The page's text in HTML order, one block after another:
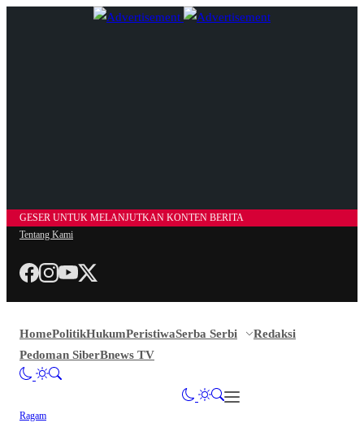
GESER UNTUK MELANJUTKAN KONTEN BERITA
Tentang Kami
HomePolitikHukumPeristiwaSerba Serbi
Redaksi
Pedoman SiberBnews TV
Ragam